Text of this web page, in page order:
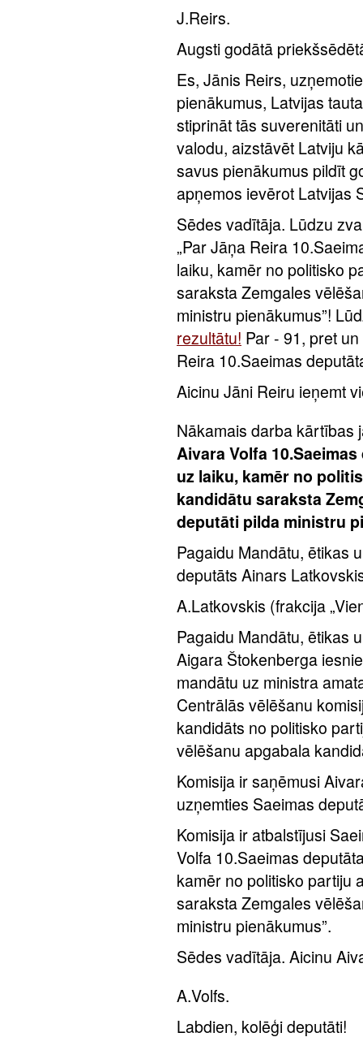
J.Reirs.
Augsti godātā
Es, Jānis Reirs,
pienākumus, Latvijas
stiprināt tās suverenitāti
valodu, aizstāvēt Latviju
savus pienākumus pildīt
apņemos ievērot Latvijas
Sēdes vadītāja. Lūdzu
„Par Jāņa Reira
laiku, kamēr no politisko
saraksta Zemgales
ministru pienākumus”!
rezultātu! Par - 91, pret
Reira 10.Saeimas
Aicinu Jāni Reiru ieņemt
Nākamais darba kārtības
Aivara Volfa
uz laiku, kamēr no
kandidātu saraksta
deputāti pilda ministru
Pagaidu Mandātu, ētikas
deputāts Ainars
A.Latkovskis (frakcija
Pagaidu Mandātu, ētikas
Aigara Štokenberga
mandātu uz ministra
Centrālās vēlēšanu
kandidāts no politisko
vēlēšanu apgabala
Komisija ir saņēmusi
uzņemties Saeimas
Komisija ir atbalstījusi
Volfa 10.Saeimas
kamēr no politisko partiju
saraksta Zemgales
ministru pienākumus”.
Sēdes vadītāja. Aicinu
A.Volfs.
Labdien, kolēģi deputāti!